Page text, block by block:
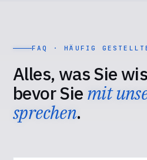
FAQ · HÄUFIG
Alles, was Sie
bevor Sie mit
sprechen.